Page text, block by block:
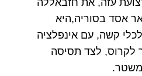
אסד בסוריה,היא
קשה, עם אינפלציה
לקרוס, לצד תסיסה